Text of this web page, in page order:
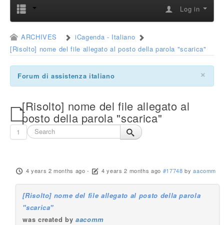
Log in
ARCHIVES
iCagenda - Italiano
[Risolto] nome del file allegato al posto della parola "scarica"
×
Forum di assistenza italiano
[Risolto] nome del file allegato al
posto della parola "scarica"
1
4 years 2 months ago - 4 years 2 months ago #17748 byaacomm
[Risolto] nome del file allegato al posto della parola
"scarica"
was created byaacomm